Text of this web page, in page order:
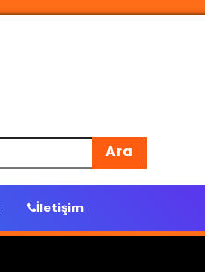
Ara
İletişim